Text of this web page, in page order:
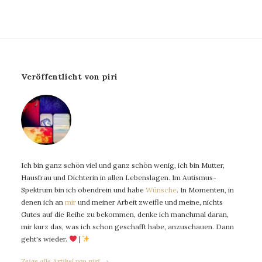
Veröffentlicht von piri
Ich bin ganz schön viel und ganz schön wenig, ich bin Mutter,
Hausfrau und Dichterin in allen Lebenslagen. Im Autismus-
Spektrum bin ich obendrein und habe Wünsche. In Momenten, in
denen ich an mir und meiner Arbeit zweifle und meine, nichts
Gutes auf die Reihe zu bekommen, denke ich manchmal daran,
mir kurz das, was ich schon geschafft habe, anzuschauen. Dann
geht's wieder.
|